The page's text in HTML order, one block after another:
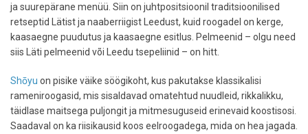
ja suurepärane menüü. Siin on juhtpositsioonil traditsioonilised
retseptid Lätist ja naaberriigist Leedust, kuid roogadel on kerge,
kaasaegne puudutus ja kaasaegne esitlus. Pelmeenid – olgu need
siis Läti pelmeenid või Leedu tsepeliinid – on hitt.
Shōyu on pisike väike söögikoht, kus pakutakse klassikalisi
rameniroogasid, mis sisaldavad omatehtud nuudleid, rikkalikku,
täidlase maitsega puljongit ja mitmesuguseid erinevaid koostisosi.
Saadaval on ka riisikausid koos eelroogadega, mida on hea jagada.